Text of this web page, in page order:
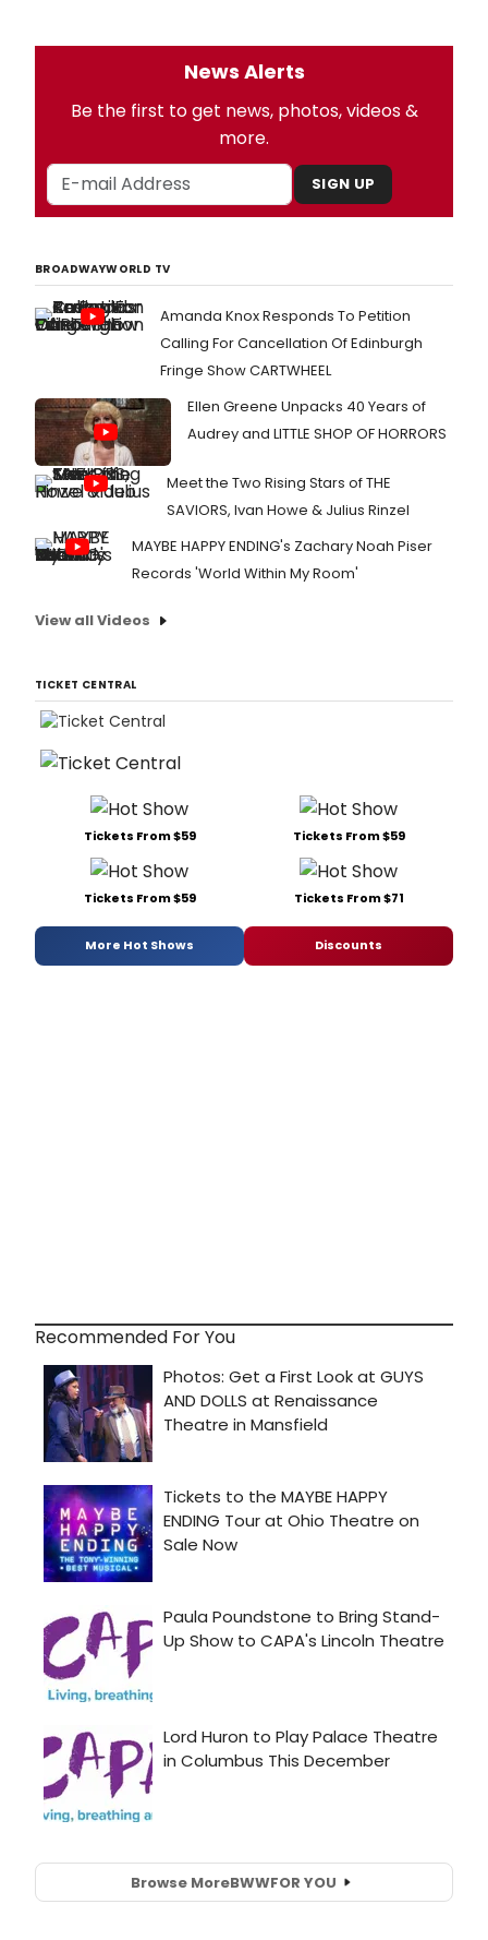
News Alerts
Be the first to get news, photos, videos &
more.
SIGN UP
BROADWAYWORLD TV
Amanda Knox Responds To Petition
Calling For Cancellation Of Edinburgh
Fringe Show CARTWHEEL
Ellen Greene Unpacks 40 Years of
Audrey and LITTLE SHOP OF HORRORS
Meet the Two Rising Stars of THE
SAVIORS, Ivan Howe & Julius Rinzel
MAYBE HAPPY ENDING's Zachary Noah Piser
Records 'World Within My Room'
View all Videos
TICKET CENTRAL
Tickets From $59 Tickets From $59
Tickets From $59 Tickets From $71
More Hot Shows Discounts
Recommended For You
Browse MoreBWWFOR YOU